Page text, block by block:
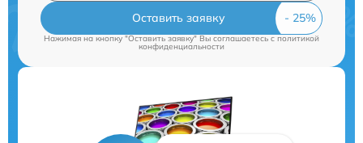
Оставить заявку
Нажимая на кнопку "Оставить заявку" Вы соглашаетесь cполитикой
конфиденциальности